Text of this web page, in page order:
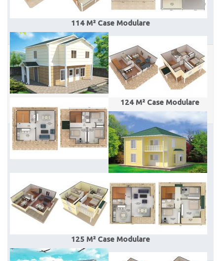
114 M² Case Modulare
124 M² Case Modulare
125 M² Case Modulare